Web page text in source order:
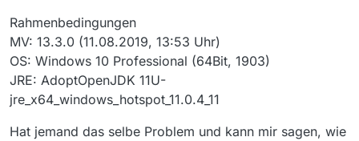
Rahmenbedingungen
MV: 13.3.0 (11.08.2019, 13:53 Uhr)
OS: Windows 10 Professional (64Bit, 1903)
JRE: AdoptOpenJDK 11U-
jre_x64_windows_hotspot_11.0.4_11
Hat jemand das selbe Problem und kann mir sagen, wie